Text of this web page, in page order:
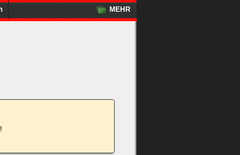
MEHR